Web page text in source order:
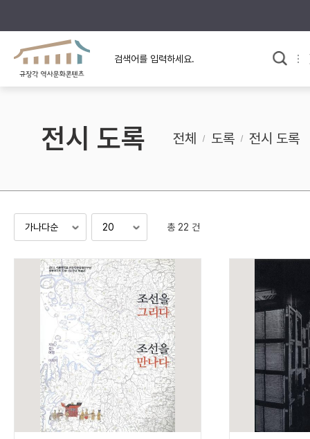
규장각의 어제와 오늘
규장각 소개영상
사료와 문학으로 본
고대
조선 후기
검색 연산자 사용안내
연산자
AND 정조 AND 정약용
“정조”와 “정약
색
OR 정조 OR 정약용 “정조” 또는 “
NOT 정조 NOT 정약용
“정조”가 나온
료를 검색
전시 도록 전체 도록 전시 도록
총 22 건